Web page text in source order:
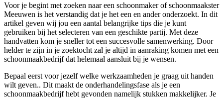
Voor je begint met zoeken naar een schoonmaker of schoonmaakster
Meeuwen is het verstandig dat je het een en ander onderzoekt. In dit
artikel geven wij jou een aantal belangrijke tips die je kunt
gebruiken bij het selecteren van een geschikte partij. Met deze
handvatten kom je sneller tot een succesvolle samenwerking. Door
helder te zijn in je zoektocht zal je altijd in aanraking komen met een
schoonmaakbedrijf dat helemaal aansluit bij je wensen.
Bepaal eerst voor jezelf welke werkzaamheden je graag uit handen
wilt geven.. Dit maakt de onderhandelingsfase als je een
schoonmaakbedrijf hebt gevonden namelijk stukken makkelijker. Je